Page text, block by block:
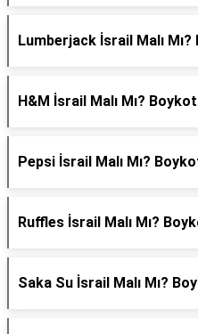
Lumberjack İsrail Malı
H&M İsrail Malı Mı?
Pepsi İsrail Malı Mı?
Ruffles İsrail Malı Mı?
Saka Su İsrail Malı Mı?